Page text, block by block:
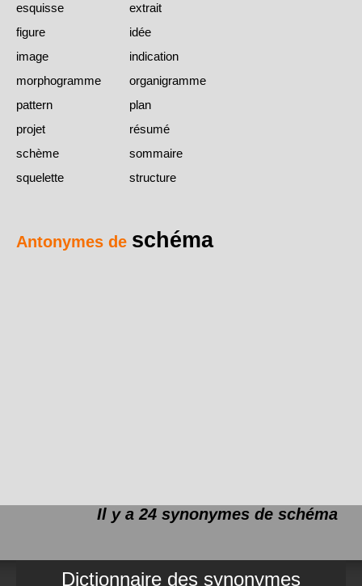
esquisse
extrait
figure
idée
image
indication
morphogramme
organigramme
pattern
plan
projet
résumé
schème
sommaire
squelette
structure
Antonymes de schéma
Il y a 24 synonymes de schéma
Dictionnaire des synonymes